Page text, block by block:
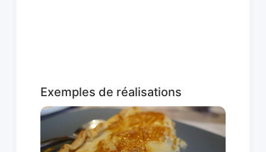
Exemples de réalisations